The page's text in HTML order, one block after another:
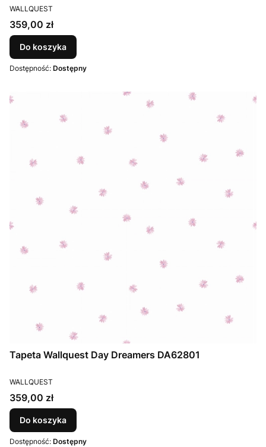
PRODUCENT
WALLQUEST
Cena
359,00 zł
Do koszyka
Dostępność: Dostępny
Tapeta Wallquest Day Dreamers DA62801
PRODUCENT
WALLQUEST
Cena
359,00 zł
Do koszyka
Dostępność: Dostępny